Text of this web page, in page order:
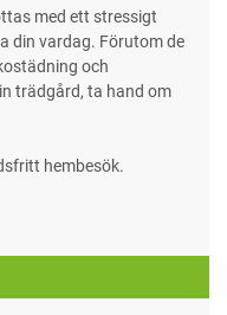
med ett stressigt
din vardag. Förutom de
och
trädgård, ta hand om
hembesök.